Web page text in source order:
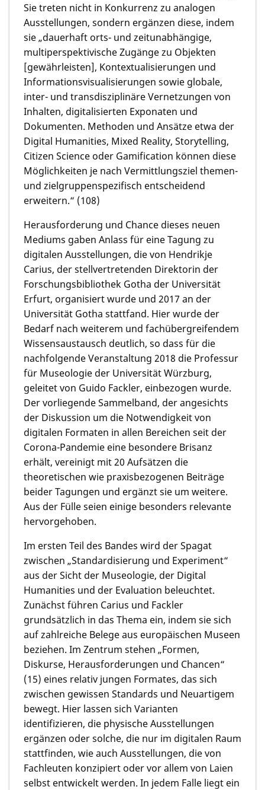
Sie treten nicht in Konkurrenz zu analogen
Ausstellungen, sondern ergänzen diese, indem
sie „dauerhaft orts- und zeitunabhängige,
multiperspektivische Zugänge zu Objekten
[gewährleisten], Kontextualisierungen und
Informationsvisualisierungen sowie globale,
inter- und transdisziplinäre Vernetzungen von
Inhalten, digitalisierten Exponaten und
Dokumenten. Methoden und Ansätze etwa der
Digital Humanities, Mixed Reality, Storytelling,
Citizen Science oder Gamification können diese
Möglichkeiten je nach Vermittlungsziel themen-
und zielgruppenspezifisch entscheidend
erweitern.“ (108)
Herausforderung und Chance dieses neuen
Mediums gaben Anlass für eine Tagung zu
digitalen Ausstellungen, die von Hendrikje
Carius, der stellvertretenden Direktorin der
Forschungsbibliothek Gotha der Universität
Erfurt, organisiert wurde und 2017 an der
Universität Gotha stattfand. Hier wurde der
Bedarf nach weiterem und fachübergreifendem
Wissensaustausch deutlich, so dass für die
nachfolgende Veranstaltung 2018 die Professur
für Museologie der Universität Würzburg,
geleitet von Guido Fackler, einbezogen wurde.
Der vorliegende Sammelband, der angesichts
der Diskussion um die Notwendigkeit von
digitalen Formaten in allen Bereichen seit der
Corona-Pandemie eine besondere Brisanz
erhält, vereinigt mit 20 Aufsätzen die
theoretischen wie praxisbezogenen Beiträge
beider Tagungen und ergänzt sie um weitere.
Aus der Fülle seien einige besonders relevante
hervorgehoben.
Im ersten Teil des Bandes wird der Spagat
zwischen „Standardisierung und Experiment“
aus der Sicht der Museologie, der Digital
Humanities und der Evaluation beleuchtet.
Zunächst führen Carius und Fackler
grundsätzlich in das Thema ein, indem sie sich
auf zahlreiche Belege aus europäischen Museen
beziehen. Im Zentrum stehen „Formen,
Diskurse, Herausforderungen und Chancen“
(15) eines relativ jungen Formates, das sich
zwischen gewissen Standards und Neuartigem
bewegt. Hier lassen sich Varianten
identifizieren, die physische Ausstellungen
ergänzen oder solche, die nur im digitalen Raum
stattfinden, wie auch Ausstellungen, die von
Fachleuten konzipiert oder vor allem von Laien
selbst entwickelt werden. In jedem Falle liegt ein